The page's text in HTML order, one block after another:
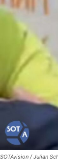
SOTAvision / Julian